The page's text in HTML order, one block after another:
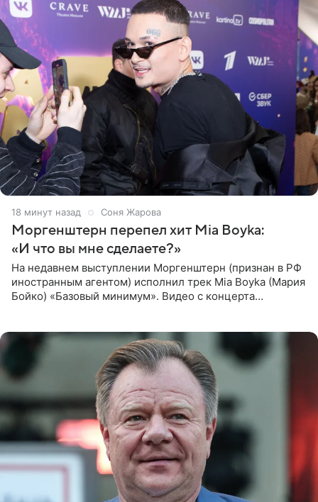
18 минут назад Соня Жарова
Моргенштерн перепел хит Mia Boyka:
«И что вы мне сделаете?»
На недавнем выступлении Моргенштерн (признан в РФ
иностранным агентом) исполнил трек Mia Boyka (Мария
Бойко) «Базовый минимум». Видео с концерта